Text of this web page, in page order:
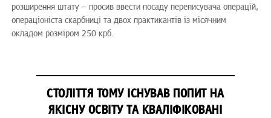
розширення штату – просив ввести посаду переписувача операцій,
операціоніста скарбниці та двох практикантів із місячним
окладом розміром 250 крб.
СТОЛІТТЯ ТОМУ ІСНУВАВ ПОПИТ НА
ЯКІСНУ ОСВІТУ ТА КВАЛІФІКОВАНІ